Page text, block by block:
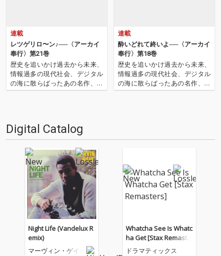
連載
レツゲリロ〜ン♪──〈アーカイ
奉行〉第21巻
歴史を追いかけ過去から未来、
情報過多の現代社会、デジタル
の海に散らばったあの名作、こ
の名作たちをひとつにまとめる
は…'''1.過去作の最新リマスター
音源 2.これまで未配信…
連載
酔いどれて終いよ──〈アーカイ
奉行〉第18巻
歴史を追いかけ過去から未来、
情報過多の現代社会、デジタル
の海に散らばったあの名作、こ
の名作たちをひとつにまとめる
音源 2.これまで未配信…
Digital Catalog
Night Life (Vandelux R
emix)
マーヴィン・ゲイ
Whatcha See Is Whatc
ha Get [Stax Remaste
rs]
ドラマティックス